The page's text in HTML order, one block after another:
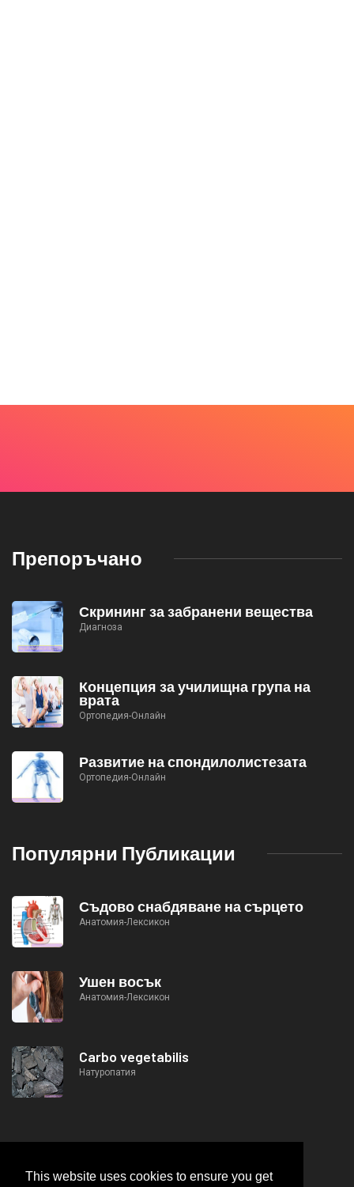
This website uses cookies to ensure you get
Препоръчано
Скрининг за забранени вещества
Диагноза
Концепция за училищна група на
врата
Ортопедия-Онлайн
Развитие на спондилолистезата
Ортопедия-Онлайн
Популярни Публикации
Съдово снабдяване на сърцето
Анатомия-Лексикон
Ушен восък
Анатомия-Лексикон
Carbo vegetabilis
Натуропатия